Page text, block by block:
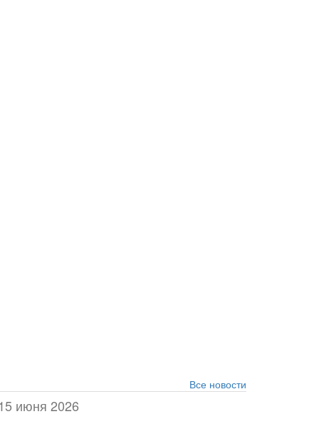
Все новости
июня 2026